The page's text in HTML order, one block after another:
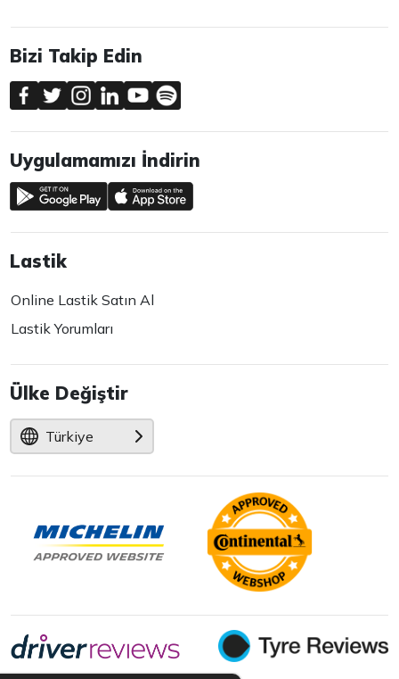
Bizi Takip Edin
Uygulamamızı İndirin
Lastik
Online Lastik Satın Al
Lastik Yorumları
Ülke Değiştir
Türkiye